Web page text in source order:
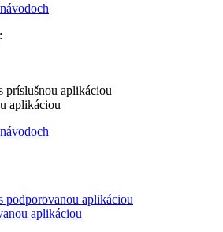
príslušnou aplikáciou
aplikáciou
podporovanou aplikáciou
aplikáciou